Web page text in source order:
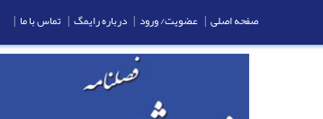
صفحه اصلی | عضویت/ ورود | درباره رایمگ | تماس با ما |